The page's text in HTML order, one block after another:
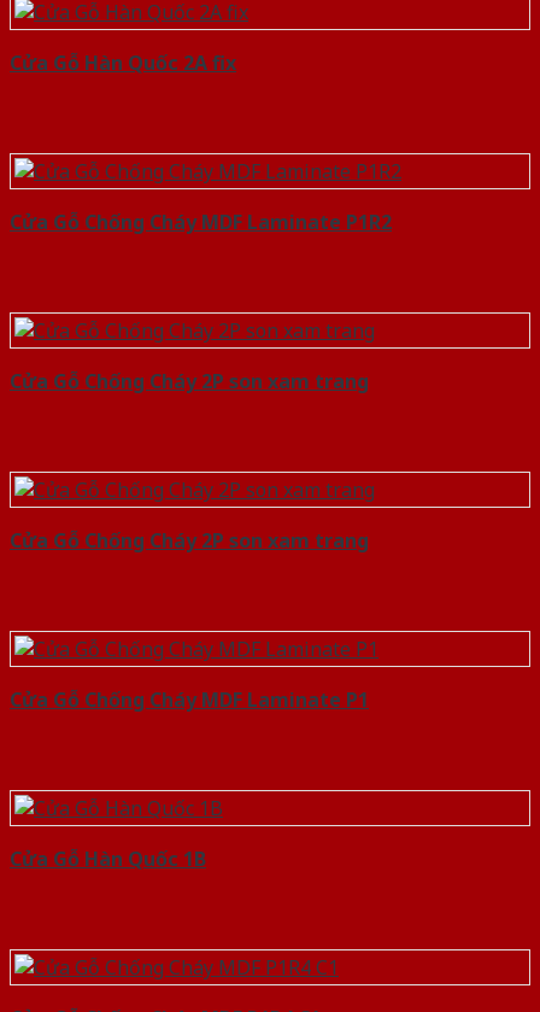
Cửa Gỗ Hàn Quốc 2A fix
Cửa Gỗ Chống Cháy MDF Laminate P1R2
Cửa Gỗ Chống Cháy 2P son xam trang
Cửa Gỗ Chống Cháy 2P son xam trang
Cửa Gỗ Chống Cháy MDF Laminate P1
Cửa Gỗ Hàn Quốc 1B